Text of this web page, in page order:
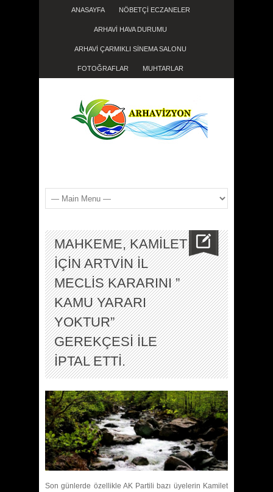
ANASAYFA NÖBETÇİ ECZANELER
ARHAVİ HAVA DURUMU
ARHAVİ ÇARMIKLI SİNEMA SALONU
FOTOĞRAFLAR MUHTARLAR
MAHKEME, KAMİLET
İÇİN ARTVİN İL
MECLİS KARARINI ”
KAMU YARARI
YOKTUR”
GEREKÇESİ İLE
İPTAL ETTİ.
Son günlerde özellikle AK Partili bazı üyelerin Kamilet